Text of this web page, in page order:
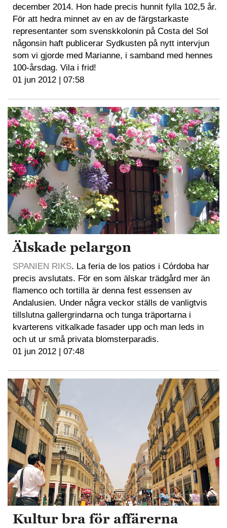
december 2014. Hon hade precis hunnit fylla 102,5 år.
För att hedra minnet av en av de färgstarkaste
representanter som svenskkolonin på Costa del Sol
någonsin haft publicerar Sydkusten på nytt intervjun
som vi gjorde med Marianne, i samband med hennes
100-årsdag. Vila i frid!
01 jun 2012 | 07:58
Älskade pelargon
SPANIEN RIKS. La feria de los patios i Córdoba har
precis avslutats. För en som älskar trädgård mer än
flamenco och tortilla är denna fest essensen av
Andalusien. Under några veckor ställs de vanligtvis
tillslutna gallergrindarna och tunga träportarna i
kvarterens vitkalkade fasader upp och man leds in
och ut ur små privata blomsterparadis.
01 jun 2012 | 07:48
Kultur bra för affärerna